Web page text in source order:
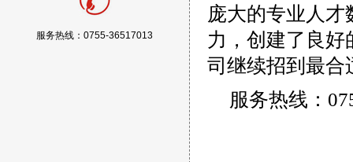
服务热线：0755-36517013
庞大的专业人
力，创建了良
司继续招到最合
服务热线：